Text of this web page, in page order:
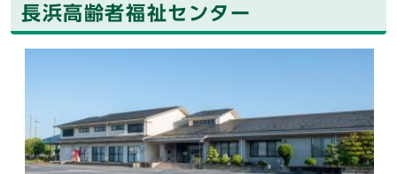
長浜高齢者福祉センター